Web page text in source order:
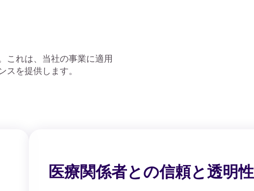
これは、当社の事業に適用
を提供します。
医療関係者との信頼と透明性